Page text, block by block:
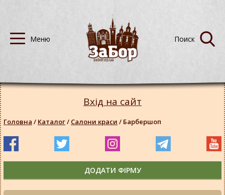
Вхід на сайт
Головна / Каталог/ Салони краси / Барбершоп
ДОДАТИ ФІРМУ